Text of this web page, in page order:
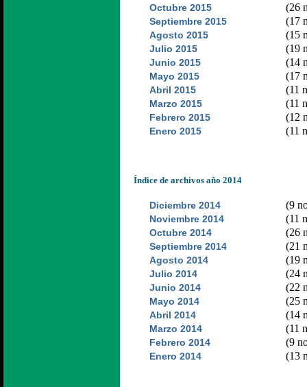
Octubre 2015 (26
Septiembre 2015 (17
Agosto 2015 (15
Julio 2015 (19
Junio 2015 (14
Mayo 2015 (17
Abril 2015 (11
Marzo 2015 (11
Febrero 2015 (12
Enero 2015 (11
Índice de archivos año 2014
Diciembre 2014 (9
Noviembre 2014 (11
Octubre 2014 (26
Septiembre 2014 (21
Agosto 2014 (19
Julio 2014 (24
Junio 2014 (22
Mayo 2014 (25
Abril 2014 (14
Marzo 2014 (11
Febrero 2014 (9
Enero 2014 (13